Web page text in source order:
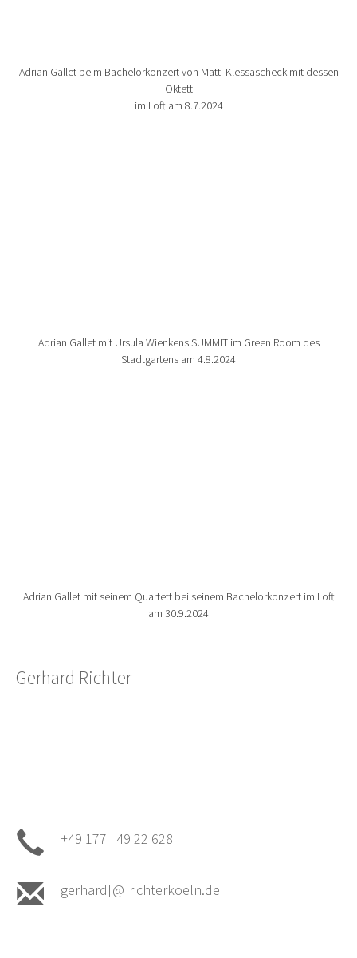
Adrian Gallet beim Bachelorkonzert von Matti Klessascheck mit dessen
Oktett
im Loft am 8.7.2024
Adrian Gallet mit Ursula Wienkens SUMMIT im Green Room des
Stadtgartens am 4.8.2024
Adrian Gallet mit seinem Quartett bei seinem Bachelorkonzert im Loft
am 30.9.2024
Gerhard Richter
+49 177 49 22 628
gerhard[@]richterkoeln.de